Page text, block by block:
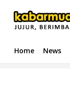
Home News